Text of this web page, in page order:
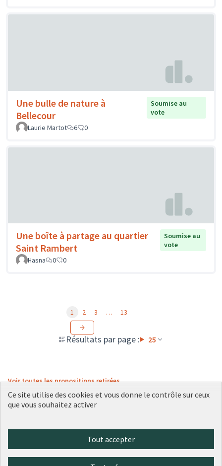
Une bulle de nature à
Bellecour
Soumise au
vote
Laurie Martot
6 0
Une boîte à partage au quartier
Saint Rambert
Soumise au
vote
Hasna
0 0
Résultats par page : 25
1 2 3 … 13
Voir toutes les propositions retirées
Plateforme de participation citoyenne de la Ville de Lyon sur X
(Lien externe)
Plateforme de participation citoyenne de la Ville de Lyon sur
(Lien externe)
Plateforme de participation citoyenne de la Ville de Lyon sur
(Lien externe)
Plateforme de participation citoyenne de la Ville de
(Lien externe)
Plateforme de participation citoyenne de la Ville
(Lien externe)
Ce site utilise des cookies et vous donne le contrôle sur ceux
que vous souhaitez activer
Tout accepter